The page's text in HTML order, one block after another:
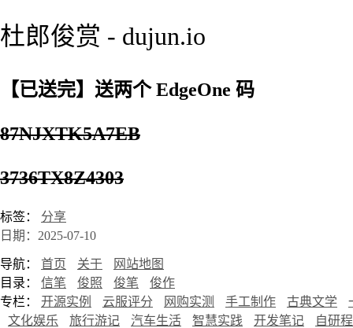
杜郎俊赏 - dujun.io
【已送完】送两个 EdgeOne 码
87NJXTK5A7EB
3736TX8Z4303
标签： 分享
日期：2025-07-10
导航： 首页 关于
网站地图
目录： 信笔 俊照 俊笔
俊作
专栏： 开源实例 云服评分 网购实测 手工制作 古典文学
文化娱乐
旅行游记 汽车生活 智慧实践 开发笔记
自研